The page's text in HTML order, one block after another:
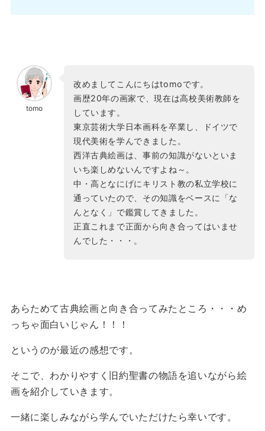
tomo
改めましてこんにちはtomoです。
画歴20年の画家で、現在は高校美術教師を
しています。
東京芸術大学日本画科を卒業し、ドイツで
現代美術を学んできました。
西洋古典絵画は、事前の知識がないといま
いち楽しめないんですよね～。
中・高となにげにキリスト教の私立学校に
通っていたので、その知識をベースに「な
んとなく」で鑑賞してきました。
正直これまで正面から向き合ってはいませ
んでした・・・。
あらためて古典絵画と向き合ってみたところ・・・め
っちゃ面白いじゃん！！！
というのが最近の感想です。
そこで、わかりやすく旧約聖書の物語を追いながら絵
画を紹介していきます。
一緒に楽しみながら学んでいただけたら幸いです。